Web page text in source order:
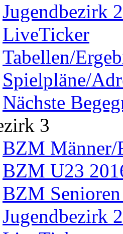
Jugendbezirk
LiveTicker
Tabellen/
Spielpläne/
Nächste
3
BZM Männer/
BZM U23
BZM
Jugendbezirk